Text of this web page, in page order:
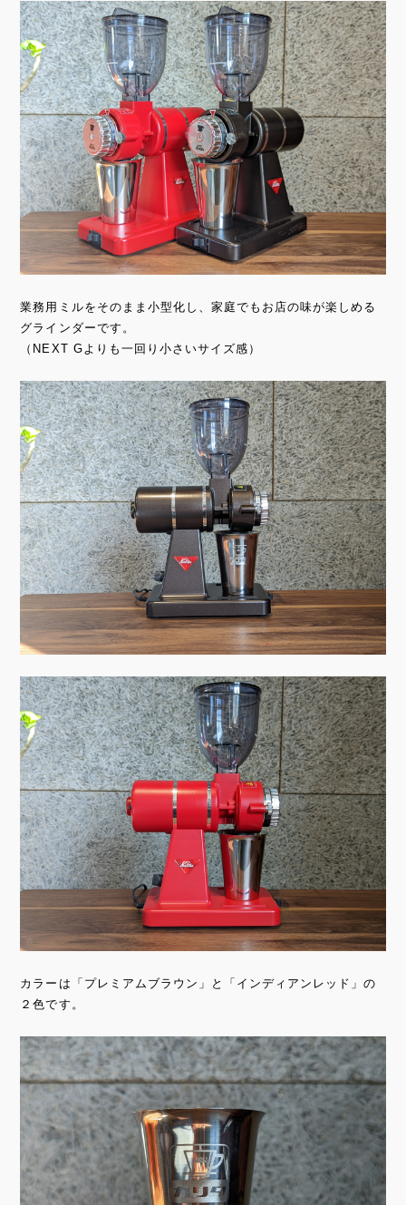
業務用ミルをそのまま小型化し、家庭でもお店の味が楽しめる
グラインダーです。
（NEXT Gよりも一回り小さいサイズ感）
カラーは「プレミアムブラウン」と「インディアンレッド」の
２色です。